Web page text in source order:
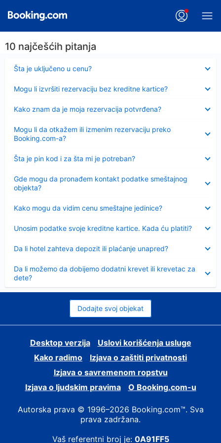
10 najčešćih pitanja
Šta je uključeno u cenu?
Sažeto
Mogu li izvršiti rezervaciju bez kreditne kartice?
Kako znam da je moja rezervacija potvrđena?
Mogu li da otkažem ili izmenim rezervaciju preko
Booking.com-a?
Šta je pin kod i za šta mi je potreban?
Sažeto
Gde mogu da pronađem kontakt podatke smeštajnog
objekta?
Kako mogu da vidim cenu smeštajne jedinice?
Unosim podatke svoje kreditne kartice. Kada ću platiti?
Da li hotel zahteva depozit ili plaćanje unapred?
Da li možemo da dobijemo dodatni krevet ili krevetac za
dete?
Dodajte svoj objekat
Desktop verzija
Uslovi korišćenja usluge
Kako radimo
Izjava o zaštiti privatnosti
Izjava o savremenom ropstvu
Izjava o ljudskim pravima
О Booking.com-u
Autorska prava © 1996–2026 Booking.com™. Sva
prava zadržana.
Vaš referentni broj je: 0A91FF5